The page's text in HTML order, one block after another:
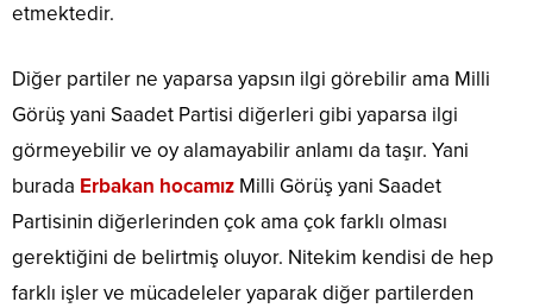
etmektedir.
Diğer partiler ne yaparsa yapsın ilgi görebilir ama Milli
Görüş yani Saadet Partisi diğerleri gibi yaparsa ilgi
görmeyebilir ve oy alamayabilir anlamı da taşır. Yani
burada Erbakan hocamız Milli Görüş yani Saadet
Partisinin diğerlerinden çok ama çok farklı olması
gerektiğini de belirtmiş oluyor. Nitekim kendisi de hep
farklı işler ve mücadeleler yaparak diğer partilerden